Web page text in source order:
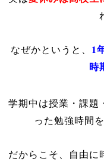
なぜかというと、 1
時
学期中は授業・課題
った勉強時間
だからこそ、自由に